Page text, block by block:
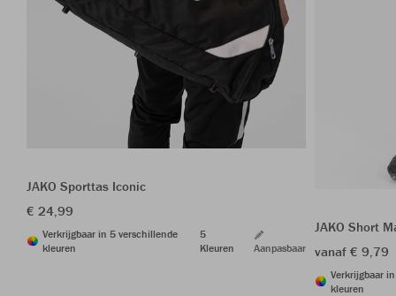
JAKO Sporttas Iconic
€ 24,99
Verkrijgbaar in 5 verschillende
kleuren
5
Kleuren
Aanpasbaar
JAKO Short
vanaf € 9,79
Verkrijgbaar
kleuren